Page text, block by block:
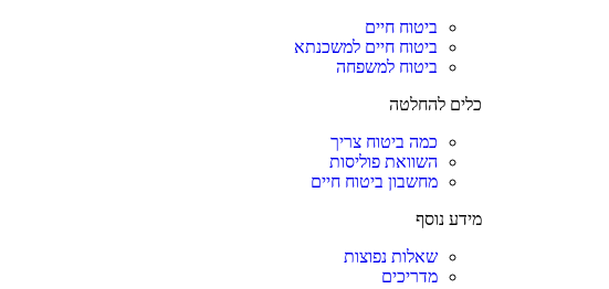
ביטוח חיים
ביטוח חיים למשכנתא
ביטוח למשפחה
כלים להחלטה
כמה ביטוח צריך
השוואת פוליסות
מחשבון ביטוח חיים
מידע נוסף
שאלות נפוצות
מדריכים